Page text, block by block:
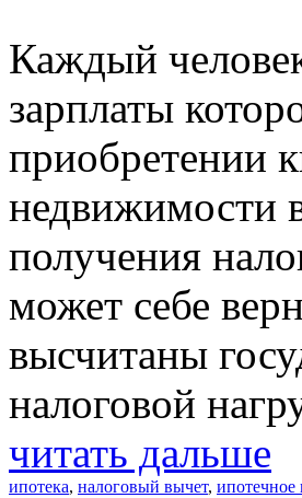
Каждый
зарплаты
приобретении
недвижимости
получения
может себе
высчитаны
налоговой
читать дальше
ипотека, налоговый вычет, ипотечное